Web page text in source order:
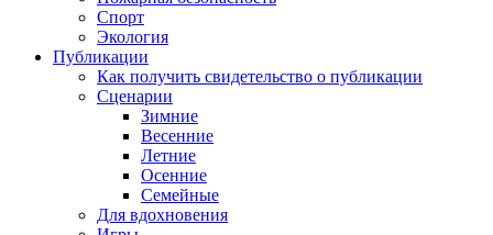
Спорт
Экология
Публикации
Как получить свидетельство о публикации
Сценарии
Зимние
Весенние
Летние
Осенние
Семейные
Для вдохновения